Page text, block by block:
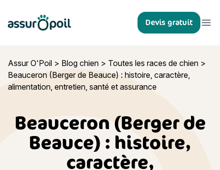
Assur O'Poil Devis gratuit
Assur O'Poil > Blog chien > Toutes les races de chien >
Beauceron (Berger de Beauce) : histoire, caractère,
alimentation, entretien, santé et assurance
Beauceron (Berger de
Beauce) : histoire,
caractère,